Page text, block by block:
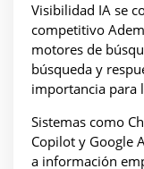
Visibilidad IA se
competitivo
motores de
búsqueda y
importancia para
Sistemas como
Copilot y Google
a información